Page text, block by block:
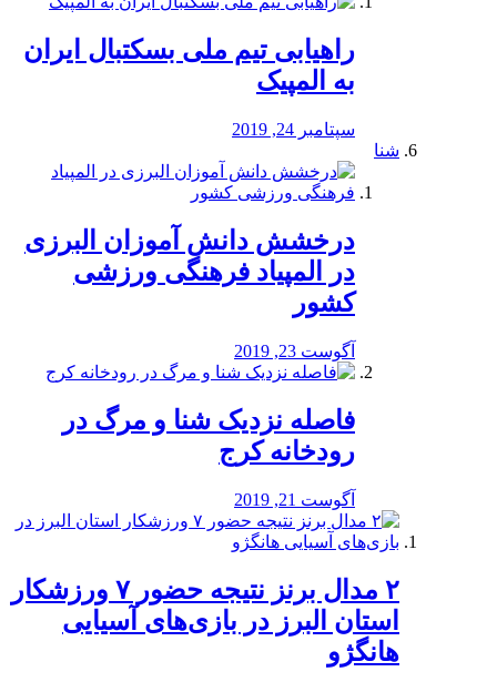
راهیابی تیم ملی بسکتبال ایران
به المپیک
سپتامبر 24, 2019
شنا
درخشش دانش آموزان البرزی
در المپیاد فرهنگی ورزشی
کشور
آگوست 23, 2019
️فاصله نزدیک شنا و مرگ در
رودخانه کرج
آگوست 21, 2019
۲ مدال برنز نتیجه حضور ۷ ورزشکار
استان البرز در بازی‌های آسیایی
هانگژو